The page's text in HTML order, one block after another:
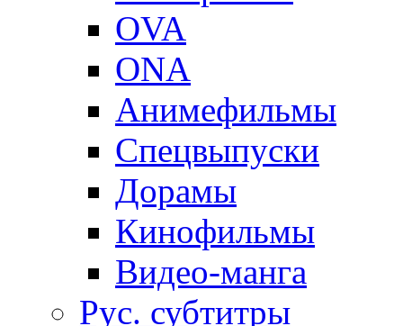
OVA
ONA
Анимефильмы
Спецвыпуски
Дорамы
Кинофильмы
Видео-манга
Рус. субтитры